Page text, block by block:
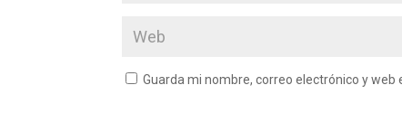
Guarda mi nombre, correo electrónico y